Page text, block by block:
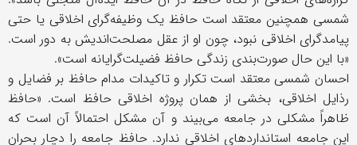
شمسی همچنین معتقد است حافظ یک وظیفه‌گرای اخلاقی یا حتی
پیامدگرای اخلاقی نبود، چون او از عقل مصلحت‌اندیش به دور است.
«با این حال صورت‌بندی زندگی حافظ فضیلت‌گرایانه است».
احسان شمسی معتقد است تکرار و تاکیدات مدام حافظ بر فضایل و
رذایل اخلاقی، بخشی از همان پروژه اخلاقی حافظ است. «حافظ
ظاهراً مشکلی در جامعه می‌بیند و آن مشکل احتمالاً آن است که
این جامعه استانداردهای اخلاقی ندارد. حافظ جامعه را دچار بحران